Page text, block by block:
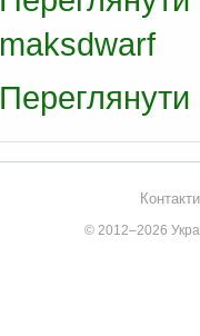
maksdwarf
Переглянути
© 2012–2026